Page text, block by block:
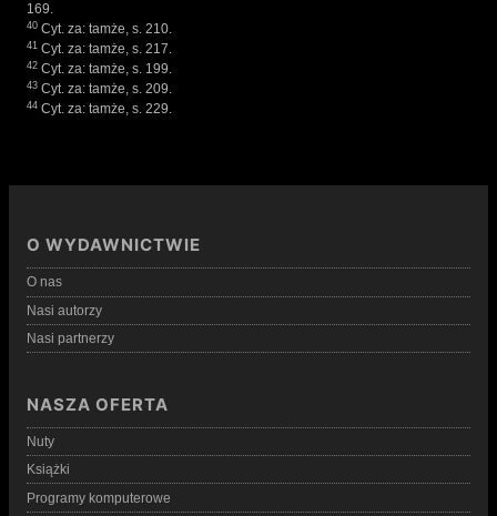
169.
40 Cyt. za: tamże, s. 210.
41 Cyt. za: tamże, s. 217.
42 Cyt. za: tamże, s. 199.
43 Cyt. za: tamże, s. 209.
44 Cyt. za: tamże, s. 229.
O WYDAWNICTWIE
O nas
Nasi autorzy
Nasi partnerzy
NASZA OFERTA
Nuty
Książki
Programy komputerowe